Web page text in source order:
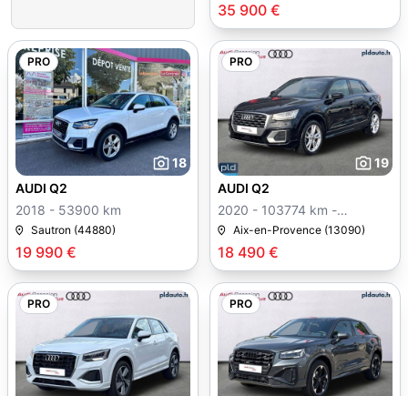
35 900 €
PRO
18
19 990 €
AUDI Q2
2018 - 53900 km
Sautron (44880)
PRO
19
18 490 €
AUDI Q2
2020 - 103774 km -
Manuelle
Aix-en-Provence (13090)
PRO PRO